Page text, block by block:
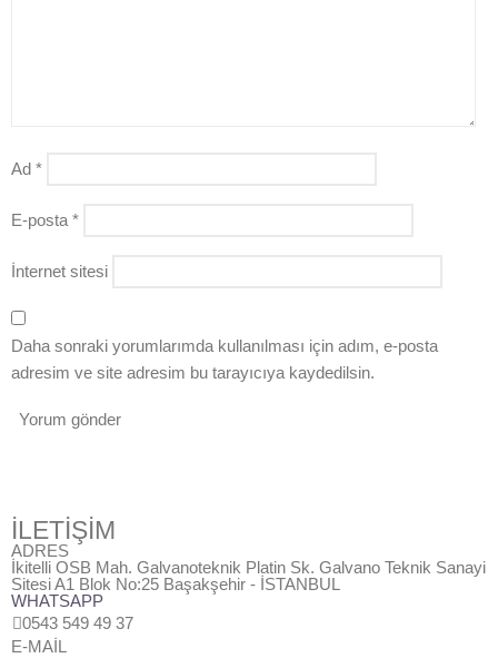
Ad *
E-posta *
İnternet sitesi
Daha sonraki yorumlarımda kullanılması için adım, e-posta
adresim ve site adresim bu tarayıcıya kaydedilsin.
İLETİŞİM
ADRES
İkitelli OSB Mah. Galvanoteknik Platin Sk. Galvano Teknik Sanayi
Sitesi A1 Blok No:25 Başakşehir - İSTANBUL
WHATSAPP
0543 549 49 37
E-MAİL